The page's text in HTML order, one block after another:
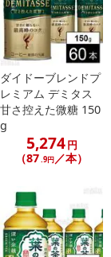
※必ずご確認くだ
ダイドーブレンドプ
レミアム デミタス
甘さ控えた微糖 150
g
5,274円
（87.9円 ／本）